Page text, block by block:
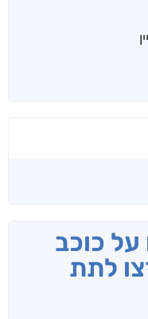
על כוכב
לתת